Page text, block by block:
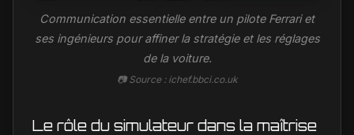
Communication essentielle entre un pilote Ferrari et
ses ingénieurs pour affiner la stratégie et les réglages
de la voiture.
📷 Source : ichef.bbci.co.uk
Le rôle du simulateur dans la maîtrise